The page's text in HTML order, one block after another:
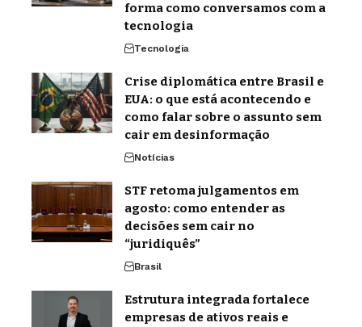
forma como conversamos com a
tecnologia
Tecnologia
Crise diplomática entre Brasil e
EUA: o que está acontecendo e
como falar sobre o assunto sem
cair em desinformação
Notícias
STF retoma julgamentos em
agosto: como entender as
decisões sem cair no
“juridiquês”
Brasil
Estrutura integrada fortalece
empresas de ativos reais e